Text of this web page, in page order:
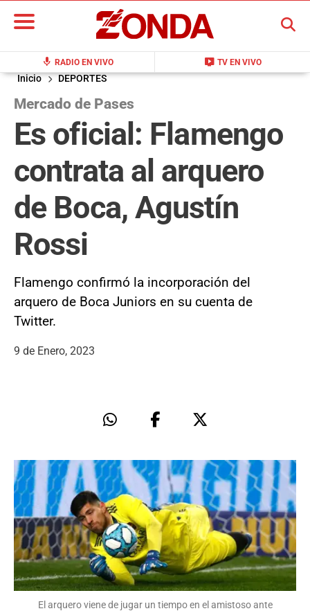
mic RADIO EN VIVO live_tv TV EN VIVO
BUSCAR
Inicio DEPORTES
Mercado de Pases
Es oficial: Flamengo
contrata al arquero
de Boca, Agustín
Rossi
Flamengo confirmó la incorporación del
arquero de Boca Juniors en su cuenta de
Twitter.
9 de Enero, 2023
El arquero viene de jugar un tiempo en el amistoso ante